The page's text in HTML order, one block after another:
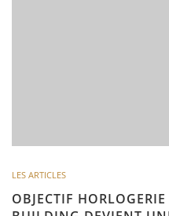
LES ARTICLES
OBJECTIF